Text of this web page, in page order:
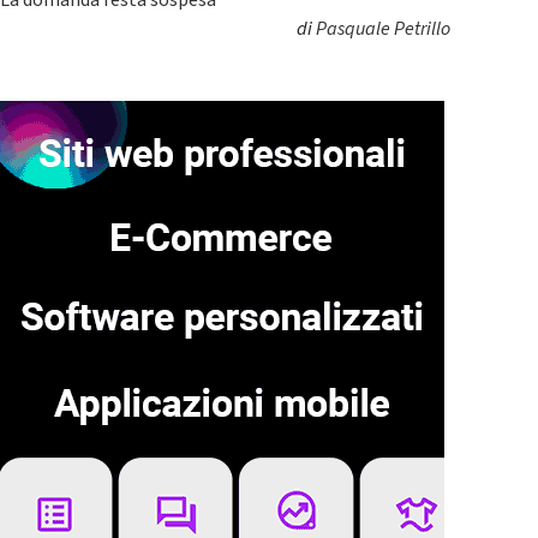
diPasquale Petrillo